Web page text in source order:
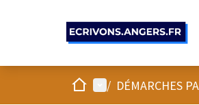
AccueilMenu principal
/ DÉMARCHES